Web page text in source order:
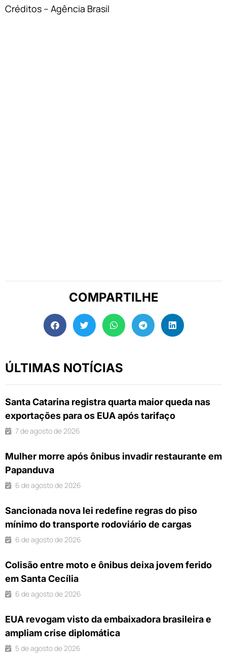
Créditos – Agência Brasil
COMPARTILHE
ÚLTIMAS NOTÍCIAS
Santa Catarina registra quarta maior queda nas
exportações para os EUA após tarifaço
7 de agosto de 2026
Mulher morre após ônibus invadir restaurante em
Papanduva
6 de agosto de 2026
Sancionada nova lei redefine regras do piso
mínimo do transporte rodoviário de cargas
6 de agosto de 2026
Colisão entre moto e ônibus deixa jovem ferido
em Santa Cecília
6 de agosto de 2026
EUA revogam visto da embaixadora brasileira e
ampliam crise diplomática
5 de agosto de 2026